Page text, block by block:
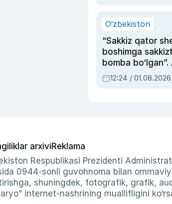
O‘zbekiston
“Sakkiz qator
boshimga
bomba
Oripovni siyosiy
ayblovlardan
12:24 / 01.08.2026
arxiviReklama
Respublikasi Prezidenti
0944-sonli guvohnoma bilan
shuningdek, fotografik, grafik,
internet-nashrining muallifligini